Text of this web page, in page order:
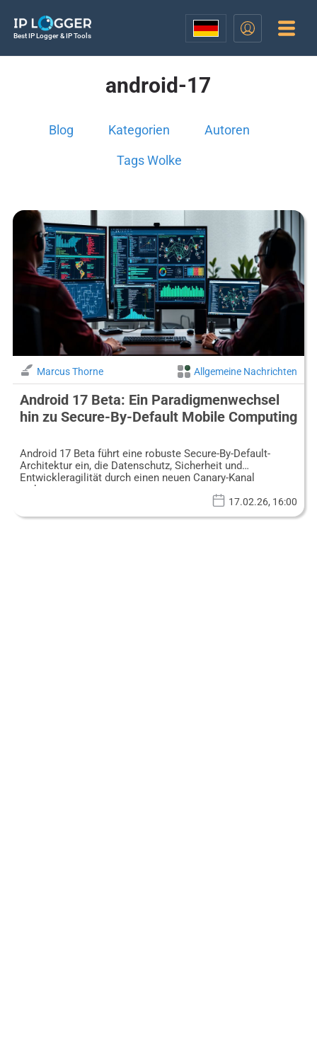
Best IP Logger & IP Tools
android-17
Blog Kategorien Autoren
Tags Wolke
Marcus Thorne Allgemeine Nachrichten
Android 17 Beta: Ein Paradigmenwechsel
hin zu Secure-By-Default Mobile Computing
Android 17 Beta führt eine robuste Secure-By-Default-
Architektur ein, die Datenschutz, Sicherheit und
Entwickleragilität durch einen neuen Canary-Kanal
verbessert.
17.02.26, 16:00